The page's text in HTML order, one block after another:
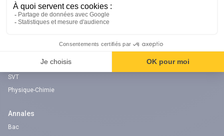
digiSchool Éducation
Nos cours
SVT
Physique-Chimie
Brevet des collèges
Annales
Bac